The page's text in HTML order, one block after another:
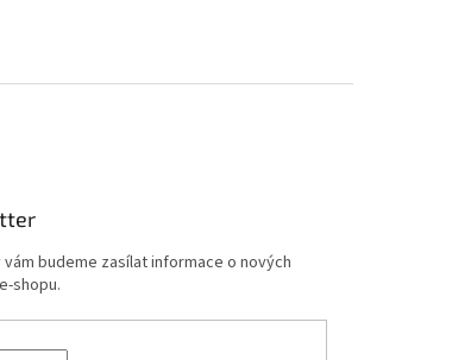
vám budeme zasílat informace o nových
shopu.